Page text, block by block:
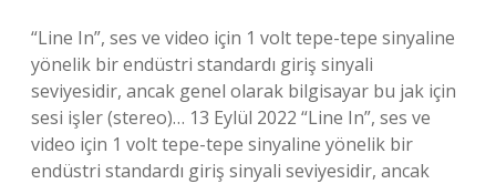
“Line In”, ses ve video için 1 volt tepe-tepe sinyaline
yönelik bir endüstri standardı giriş sinyali
seviyesidir, ancak genel olarak bilgisayar bu jak için
sesi işler (stereo)… 13 Eylül 2022 “Line In”, ses ve
video için 1 volt tepe-tepe sinyaline yönelik bir
endüstri standardı giriş sinyali seviyesidir, ancak